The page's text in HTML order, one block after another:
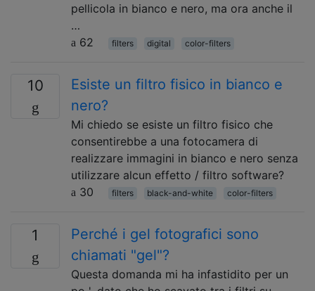
pellicola in bianco e nero, ma ora anche il
…
62
filters digital color-filters
10
Esiste un filtro fisico in bianco e
nero?
Mi chiedo se esiste un filtro fisico che
consentirebbe a una fotocamera di
realizzare immagini in bianco e nero senza
utilizzare alcun effetto / filtro software?
30
filters black-and-white color-filters
1
Perché i gel fotografici sono
chiamati "gel"?
Questa domanda mi ha infastidito per un